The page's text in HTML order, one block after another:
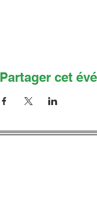
Partager cet